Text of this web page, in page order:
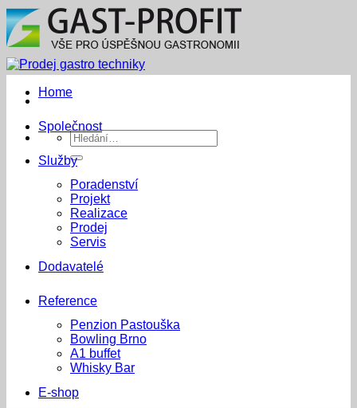
Přeskočit
na
obsah
Hledat:
Home
Společnost
Služby
Poradenství
Projekt
Realizace
Prodej
Servis
Dodavatelé
Reference
Penzion Pastouška
Bowling Brno
A1 buffet
Whisky Bar
E-shop